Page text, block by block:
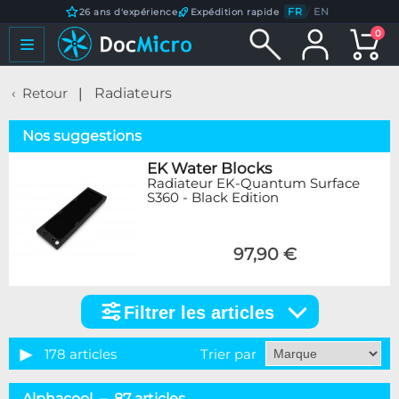
26 ans d'expérience Expédition rapide FR / EN
0
Retour Radiateurs
Nos suggestions
EK Water Blocks
Radiateur EK-Quantum Surface
S360 - Black Edition
97,90 €
articles
Catégorie
Filtrer les articles
178 articles Trier par